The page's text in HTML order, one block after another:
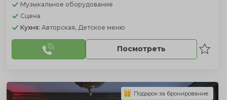
Музыкальное оборудование
Сцена
Кухня: Авторская, Детское меню
Посмотреть
Подарок за бронирование